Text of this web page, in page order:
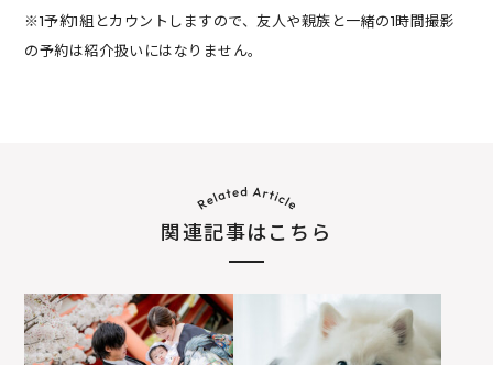
※1予約1組とカウントしますので、友人や親族と一緒の1時間撮影
の予約は紹介扱いにはなりません。
関連記事はこちら